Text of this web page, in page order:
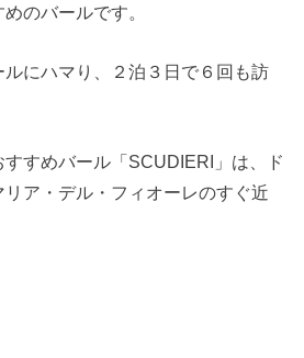
のバールです。
にハマり、２泊３日で６回も訪
すめバール「SCUDIERI」は、ド
ア・デル・フィオーレのすぐ近